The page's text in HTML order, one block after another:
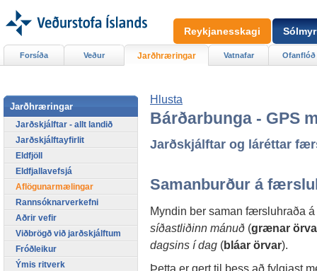
Hlusta
Bárðarbunga - GPS
Jarðskjálftar og láréttar
Samanburður á
Myndin ber saman færsluhraða
síðastliðinn mánuð (grænar
dagsins í dag (bláar örvar).
Þetta er gert til þess að fylgjast
Forsíða Veður Jarðhræringar Vatnafar Ofanflóð
Jarðhræringar
Jarðskjálftar - allt landið
Jarðskjálftayfirlit
Eldfjöll
Eldfjallavefsjá
Aflögunarmælingar
Rannsóknarverkefni
Aðrir vefir
Viðbrögð við jarðskjálftum
Fróðleikur
Ýmis ritverk
Reykjanesskagi